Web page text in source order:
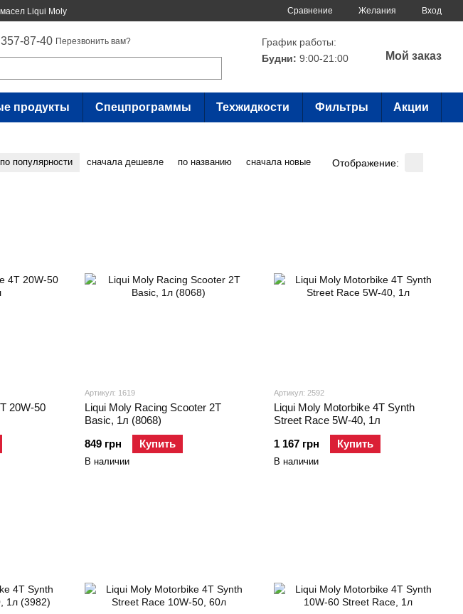
Liqui Moly Сравнение Желания Вход
87-40 Перезвонить вам?
График работы:
Будни: 9:00-21:00 Мой заказ
продукты Спецпрограммы Техжидкости Фильтры Акции
по популярности сначала дешевле по названию сначала новые Отображение:
20W-50
Артикул: 1619
Liqui Moly Racing Scooter 2T
Basic, 1л (8068)
849 грн
Купить
В наличии
Артикул: 2592
Liqui Moly Motorbike 4T Synth
Street Race 5W-40, 1л
1 167 грн
Купить
В наличии